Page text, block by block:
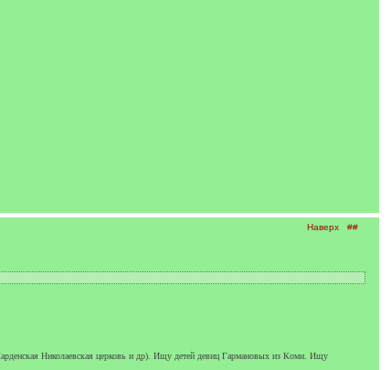
Наверх ##
Николаевская церковь и др). Ищу детей девиц Гармановых из Коми. Ищу